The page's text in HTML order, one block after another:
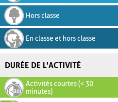
Hors classe
En classe et hors classe
DURÉE DE L'ACTIVITÉ
Activités courtes (< 30
minutes)